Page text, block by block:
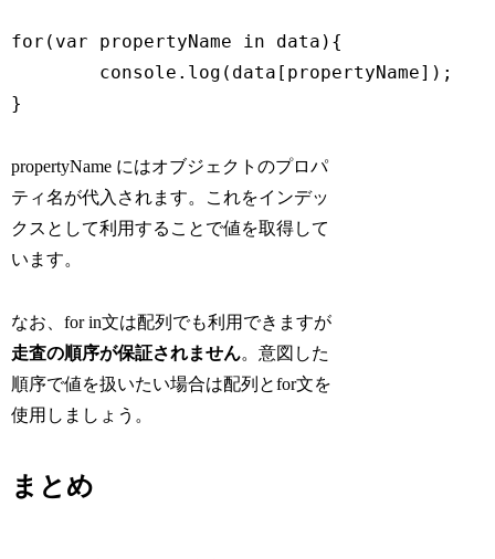
for(var propertyName in data){
}
propertyName にはオブジェクトのプロパ
ティ名が代入されます。これをインデッ
クスとして利用することで値を取得して
います。
なお、for in文は配列でも利用できますが
走査の順序が保証されません。意図した
順序で値を扱いたい場合は配列とfor文を
使用しましょう。
まとめ